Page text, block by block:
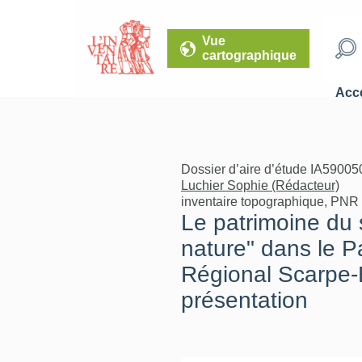
Vue
cartographique
Dossier d’aire d’étude
Luchier Sophie (Rédacteur)
inventaire topographique,
Le patrimoine du
nature" dans le
Régional
présentation